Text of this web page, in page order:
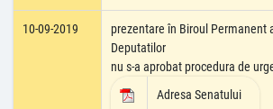
10-09-2019
prezentare în Biroul Permanent
Deputatilor
nu s-a aprobat procedura de
Adresa Senatului